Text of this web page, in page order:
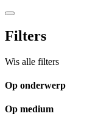
Filters
Wis alle filters
Op onderwerp
Op medium